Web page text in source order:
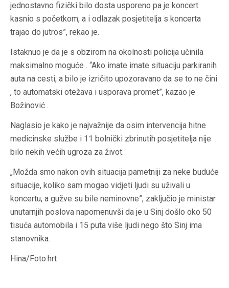
jednostavno fizički bilo dosta usporeno pa je koncert
kasnio s početkom, a i odlazak posjetitelja s koncerta
trajao do jutros”, rekao je.
Istaknuo je da je s obzirom na okolnosti policija učinila
maksimalno moguće . “Ako imate imate situaciju parkiranih
auta na cesti, a bilo je izričito upozoravano da se to ne čini
, to automatski otežava i usporava promet”, kazao je
Božinović .
Naglasio je kako je najvažnije da osim intervencija hitne
medicinske službe i 11 bolnički zbrinutih posjetitelja nije
bilo nekih većih ugroza za život.
„Možda smo nakon ovih situacija pametniji za neke buduće
situacije, koliko sam mogao vidjeti ljudi su uživali u
koncertu, a gužve su bile neminovne”, zaključio je ministar
unutarnjih poslova napomenuvši da je u Sinj došlo oko 50
tisuća automobila i 15 puta više ljudi nego što Sinj ima
stanovnika.
Hina/Foto:hrt